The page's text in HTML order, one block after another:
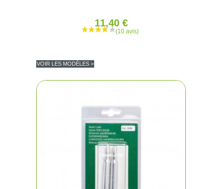
11,40 €
VOIR LES MODÈLES >